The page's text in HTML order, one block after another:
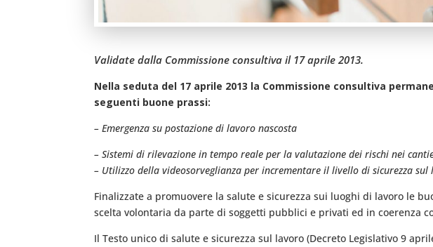
Validate dalla Commissione consultiva il 17 aprile 2013.
Nella seduta del 17 aprile 2013 la Commissione consultiva
seguenti buone prassi:
– Emergenza su postazione di lavoro nascosta
– Sistemi di rilevazione in tempo reale per la valutazione dei rischi nei
– Utilizzo della videosorveglianza per incrementare il livello di sicurezza sul
Finalizzate a promuovere la salute e sicurezza sui luoghi di lavoro le
scelta volontaria da parte di soggetti pubblici e privati ed in coerenza
Il Testo unico di salute e sicurezza sul lavoro (Decreto Legislativo 9